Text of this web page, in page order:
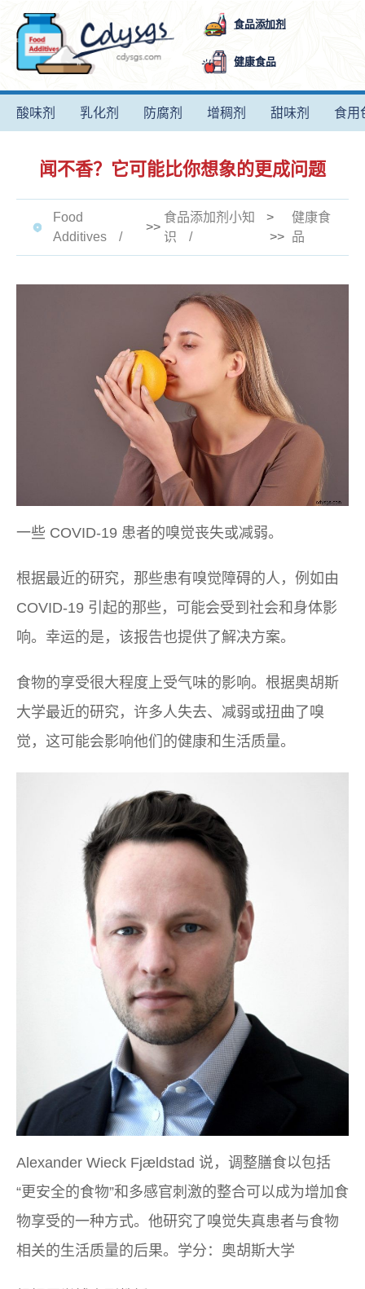
食品添加剂
健康食品
酸味剂 乳化剂 防腐剂 增稠剂 甜味剂 食用
闻不香？它可能比你想象的更成问题
Food
Additives
>>
食品添加剂小知
识
>
>>
健康食
品
一些 COVID-19 患者的嗅觉丧失或减弱。
根据最近的研究，那些患有嗅觉障碍的人，例如由
COVID-19 引起的那些，可能会受到社会和身体影
响。幸运的是，该报告也提供了解决方案。
食物的享受很大程度上受气味的影响。根据奥胡斯
大学最近的研究，许多人失去、减弱或扭曲了嗅
觉，这可能会影响他们的健康和生活质量。
Alexander Wieck Fjældstad 说，调整膳食以包括
“更安全的食物”和多感官刺激的整合可以成为增加食
物享受的一种方式。他研究了嗅觉失真患者与食物
相关的生活质量的后果。学分：奥胡斯大学